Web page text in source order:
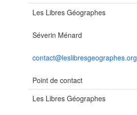
Les Libres Géographes
Séverin Ménard
contact@leslibresgeographes.org
Point de contact
Les Libres Géographes